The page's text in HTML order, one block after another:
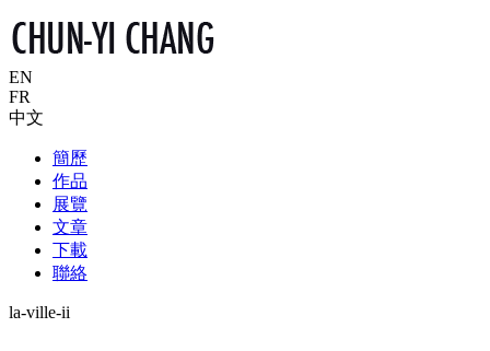
EN
FR
中文
簡歷
作品
展覽
文章
下載
聯絡
la-ville-ii